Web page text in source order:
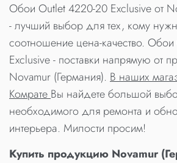
Обои Outlet 4220-20 Exclusive от
- лучший выбор для тех, кому
соотношение цена-качество.
Exclusive - поставки напрямую от
Novamur (Германия). В наших
КомратеВы найдете большой
необходимого для ремонта и
интерьера. Милости просим!
Купить продукцию Novamur